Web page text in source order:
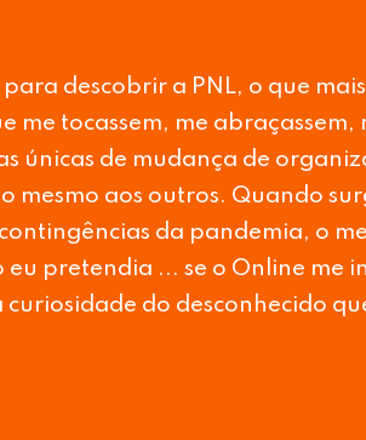
apavorou-me, mas decidi
fosse de encontro aos nossos
passasse (avançar com o
estas semanas convosco
todas as
Este percurso tocou-me de tal
há muito não sentia....
Ler
& FOOD SAFETY